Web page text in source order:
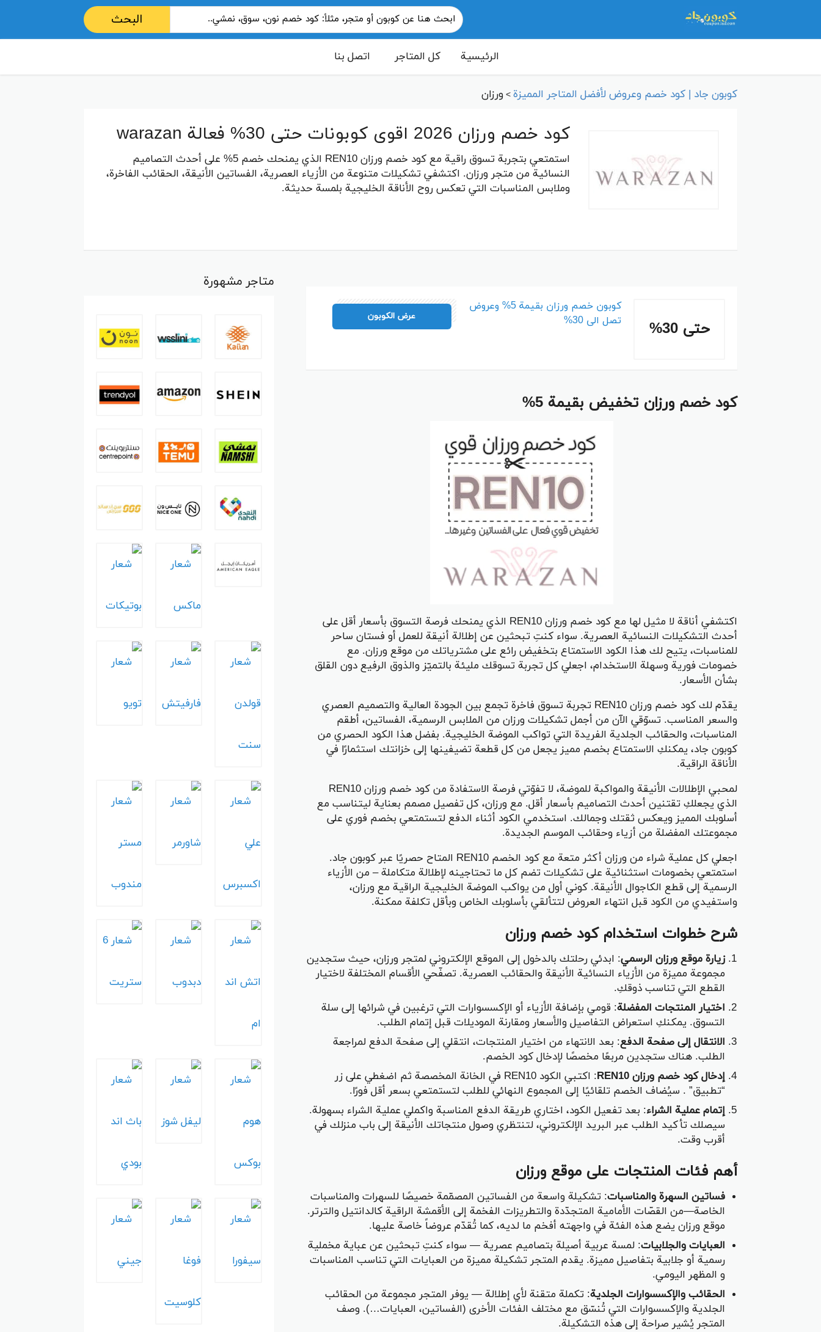
البحث
الرئيسية كل المتاجر اتصل بنا
كوبون جاد | كود خصم وعروض لأفضل المتاجر المميزة > ورزان
كود خصم ورزان 2026 اقوى كوبونات حتى 30% فعالة warazan
استمتعي بتجربة تسوق راقية مع كود خصم ورزان REN10 الذي يمنحك خصم 5% على أحدث التصاميم
النسائية من متجر ورزان. اكتشفي تشكيلات متنوعة من الأزياء العصرية، الفساتين الأنيقة، الحقائب الفاخرة،
وملابس المناسبات التي تعكس روح الأناقة الخليجية بلمسة حديثة.
حتى 30%
كوبون خصم ورزان بقيمة 5% وعروض
تصل الى 30%
عرض الكوبون
كود خصم ورزان تخفيض بقيمة 5%
اكتشفي أناقة لا مثيل لها مع كود خصم ورزان REN10 الذي يمنحك فرصة التسوق بأسعار أقل على
أحدث التشكيلات النسائية العصرية. سواء كنتِ تبحثين عن إطلالة أنيقة للعمل أو فستان ساحر
للمناسبات، يتيح لك هذا الكود الاستمتاع بتخفيض رائع على مشترياتك من موقع ورزان. مع
خصومات فورية وسهلة الاستخدام، اجعلي كل تجربة تسوقك مليئة بالتميّز والذوق الرفيع دون القلق
بشأن الأسعار.
يقدّم لك كود خصم ورزان REN10 تجربة تسوق فاخرة تجمع بين الجودة العالية والتصميم العصري
والسعر المناسب. تسوّقي الآن من أجمل تشكيلات ورزان من الملابس الرسمية، الفساتين، أطقم
المناسبات، والحقائب الجلدية الفريدة التي تواكب الموضة الخليجية. بفضل هذا الكود الحصري من
كوبون جاد، يمكنكِ الاستمتاع بخصم مميز يجعل من كل قطعة تضيفينها إلى خزانتك استثمارًا في
الأناقة الراقية.
لمحبي الإطلالات الأنيقة والمواكبة للموضة، لا تفوّتي فرصة الاستفادة من كود خصم ورزان REN10
الذي يجعلكِ تقتنين أحدث التصاميم بأسعار أقل. مع ورزان، كل تفصيل مصمم بعناية ليتناسب مع
أسلوبك المميز ويعكس ثقتك وجمالك. استخدمي الكود أثناء الدفع لتستمتعي بخصم فوري على
مجموعتك المفضلة من أزياء وحقائب الموسم الجديدة.
اجعلي كل عملية شراء من ورزان أكثر متعة مع كود الخصم REN10 المتاح حصريًا عبر كوبون جاد.
استمتعي بخصومات استثنائية على تشكيلات تضم كل ما تحتاجينه لإطلالة متكاملة – من الأزياء
الرسمية إلى قطع الكاجوال الأنيقة. كوني أول من يواكب الموضة الخليجية الراقية مع ورزان،
واستفيدي من الكود قبل انتهاء العروض لتتألقي بأسلوبك الخاص وبأقل تكلفة ممكنة.
شرح خطوات استخدام كود خصم ورزان
زيارة موقع ورزان الرسمي: ابدئي رحلتك بالدخول إلى الموقع الإلكتروني لمتجر ورزان، حيث ستجدين
مجموعة مميزة من الأزياء النسائية الأنيقة والحقائب العصرية. تصفّحي الأقسام المختلفة لاختيار
القطع التي تناسب ذوقكِ.
اختيار المنتجات المفضلة: قومي بإضافة الأزياء أو الإكسسوارات التي ترغبين في شرائها إلى سلة
التسوق. يمكنكِ استعراض التفاصيل والأسعار ومقارنة الموديلات قبل إتمام الطلب.
الانتقال إلى صفحة الدفع: بعد الانتهاء من اختيار المنتجات، انتقلي إلى صفحة الدفع لمراجعة
الطلب. هناك ستجدين مربعًا مخصصًا لإدخال كود الخصم.
إدخال كود خصم ورزان REN10
: اكتبي الكود REN10 في الخانة المخصصة ثم اضغطي على زر
“تطبيق” . سيُضاف الخصم تلقائيًا إلى المجموع النهائي للطلب لتستمتعي بسعر أقل فورًا.
إتمام عملية الشراء: بعد تفعيل الكود، اختاري طريقة الدفع المناسبة واكملي عملية الشراء بسهولة.
سيصلك تأكيد الطلب عبر البريد الإلكتروني، لتنتظري وصول منتجاتك الأنيقة إلى باب منزلك في
أقرب وقت.
أهم فئات المنتجات على موقع ورزان
فساتين السهرة والمناسبات: تشكيلة واسعة من الفساتين المصمّمة خصيصًا للسهرات والمناسبات
الخاصة—من القصّات الأمامية المتجدّدة والتطريزات الفخمة إلى الأقمشة الراقية كالدانتيل والترتر.
موقع ورزان يضع هذه الفئة في واجهته أفخم ما لديه، كما تُقدّم عروضاً خاصة عليها.
العبايات والجلابيات: لمسة عربية أصيلة بتصاميم عصرية — سواء كنتِ تبحثين عن عباية مخملية
رسمية أو جلابية بتفاصيل مميزة. يقدم المتجر تشكيلة مميزة من العبايات التي تناسب المناسبات
و المظهر اليومي.
الحقائب والإكسسوارات الجلدية: تكملة متقنة لأي إطلالة — يوفر المتجر مجموعة من الحقائب
الجلدية والإكسسوارات التي تُنسّق مع مختلف الفئات الأخرى (الفساتين، العبايات…). وصف
المتجر يُشير صراحة إلى هذه التشكيلة.
متاجر مشهورة